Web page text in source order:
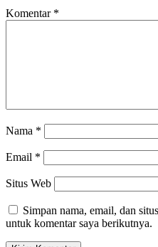
Komentar *
Nama *
Email *
Situs Web
Simpan nama, email, dan
untuk komentar saya berikutnya.